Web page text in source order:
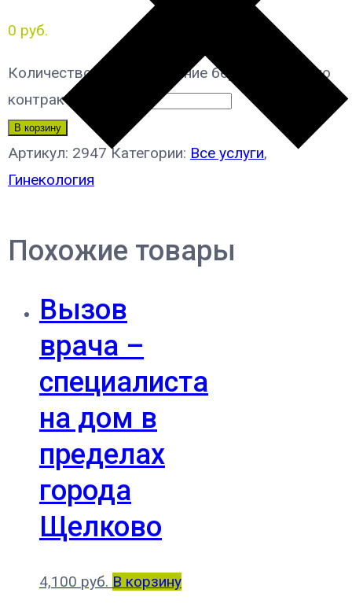
0 руб.
Количество товара Ведение беременности по
контракту.
В корзину
Артикул: 2947 Категории: Все услуги,
Гинекология
Похожие товары
Вызов
врача –
специалиста
на дом в
пределах
города
Щелково
4,100 руб. В корзину